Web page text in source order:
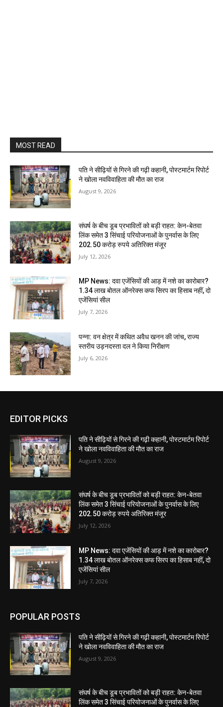
MOST READ
पति ने सीढ़ियों से गिरने की गढ़ी कहानी, पोस्टमार्टम रिपोर्ट
ने खोला नवविवाहिता की मौत का राज
August 9, 2026
संघर्ष के बीच डूब प्रभावितों को बड़ी राहत: केन-बेतवा
लिंक समेत 3 सिंचाई परियोजनाओं के पुनर्वास के लिए
202.50 करोड़ रुपये अतिरिक्त मंजूर
July 12, 2026
MP News: दवा एजेंसियों की आड़ में नशे का कारोबार?
1.34 लाख बोतल ऑनरेक्स कफ सिरप का हिसाब नहीं, दो
एजेंसियां सील
July 7, 2026
पन्ना: वन क्षेत्र में कथित अवैध खनन की जांच, राज्य
स्तरीय उड़नदस्ता दल ने किया निरीक्षण
July 6, 2026
EDITOR PICKS
पति ने सीढ़ियों से गिरने की गढ़ी कहानी, पोस्टमार्टम रिपोर्ट
ने खोला नवविवाहिता की मौत का राज
August 9, 2026
संघर्ष के बीच डूब प्रभावितों को बड़ी राहत: केन-बेतवा
लिंक समेत 3 सिंचाई परियोजनाओं के पुनर्वास के लिए
202.50 करोड़ रुपये अतिरिक्त मंजूर
July 12, 2026
MP News: दवा एजेंसियों की आड़ में नशे का कारोबार?
1.34 लाख बोतल ऑनरेक्स कफ सिरप का हिसाब नहीं, दो
एजेंसियां सील
July 7, 2026
POPULAR POSTS
पति ने सीढ़ियों से गिरने की गढ़ी कहानी, पोस्टमार्टम रिपोर्ट
ने खोला नवविवाहिता की मौत का राज
August 9, 2026
संघर्ष के बीच डूब प्रभावितों को बड़ी राहत: केन-बेतवा
लिंक समेत 3 सिंचाई परियोजनाओं के पुनर्वास के लिए